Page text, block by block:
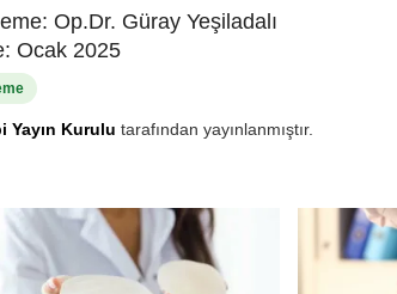
Op.Dr. Güray Yeşiladalı
Ocak 2025
Yayın Kurulu tarafından yayınlanmıştır.